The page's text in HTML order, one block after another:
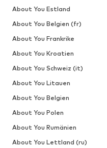
About You Estland
About You Belgien (fr)
About You Frankrike
About You Kroatien
About You Schweiz (it)
About You Litauen
About You Belgien
About You Polen
About You Rumänien
About You Lettland (ru)